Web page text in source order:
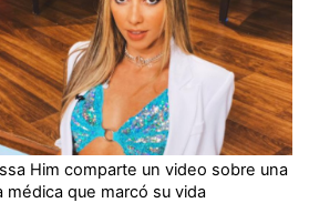
Him comparte un video sobre una
médica que marcó su vida